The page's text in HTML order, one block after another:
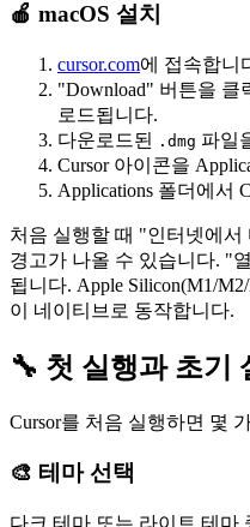
🍎 macOS 설치
cursor.com에 접속합니
"Download" 버튼을 클
로드됩니다.
다운로드된
.dmg 파일
Cursor 아이콘을
Applications 폴더에서
처음 실행할 때 "인터넷에
경고가 나올 수 있습니다. "
됩니다. Apple Silicon(M1/
이 네이티브로 동작합니다.
🔧 첫 실행과 초기
Cursor를 처음 실행하면 몇
🎨 테마 선택
다크 테마 또는 라이트 테마